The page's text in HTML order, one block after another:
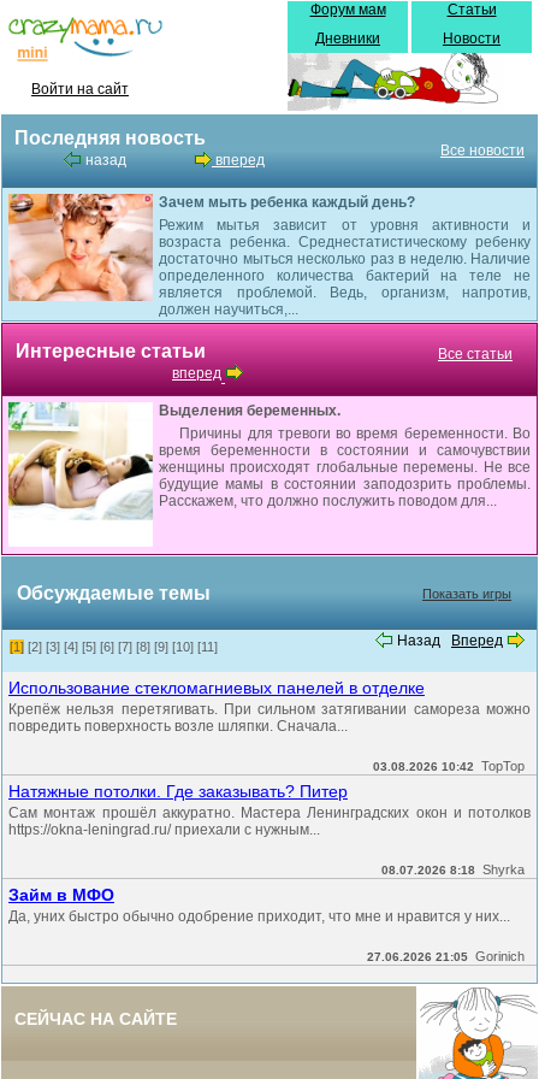
Войти на сайт
Форум мам
Дневники
Статьи
Новости
Последняя новость
назад вперед
Все новости
Зачем мыть ребенка каждый день?
Режим мытья зависит от уровня активности и
возраста ребенка. Среднестатистическому ребенку
достаточно мыться несколько раз в неделю. Наличие
определенного количества бактерий на теле не
является проблемой. Ведь, организм, напротив,
должен научиться,...
Интересные статьи
вперед
Все статьи
Выделения беременных.
Причины для тревоги во время беременности. Во
время беременности в состоянии и самочувствии
женщины происходят глобальные перемены. Не все
будущие мамы в состоянии заподозрить проблемы.
Расскажем, что должно послужить поводом для...
Обсуждаемые темы Показать игры
Назад Вперед
[1] [2] [3] [4] [5] [6] [7] [8] [9] [10] [11]
Использование стекломагниевых панелей в отделке
Крепёж нельзя перетягивать. При сильном затягивании самореза можно
повредить поверхность возле шляпки. Сначала...
03.08.2026 10:42 TopTop
Натяжные потолки. Где заказывать? Питер
Сам монтаж прошёл аккуратно. Мастера Ленинградских окон и потолков
https://okna-leningrad.ru/ приехали с нужным...
08.07.2026 8:18 Shyrka
Займ в МФО
Да, уних быстро обычно одобрение приходит, что мне и нравится у них...
27.06.2026 21:05 Gorinich
СЕЙЧАС НА САЙТЕ